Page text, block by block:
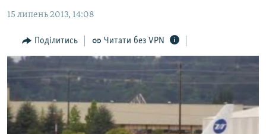
основної
Перейти
до
пошуку
БЛОГИ
ПОГЛЯД
ІНТЕРВ'Ю
ВСЕ ЗА ДЕНЬ
СПЕЦПРОЕКТИ
ДЕПОРТАЦІЯ
ЯК ОБІЙТИ БЛОКУВАННЯ
15 липень 2013, 14:08
Поділитись Читати без VPN